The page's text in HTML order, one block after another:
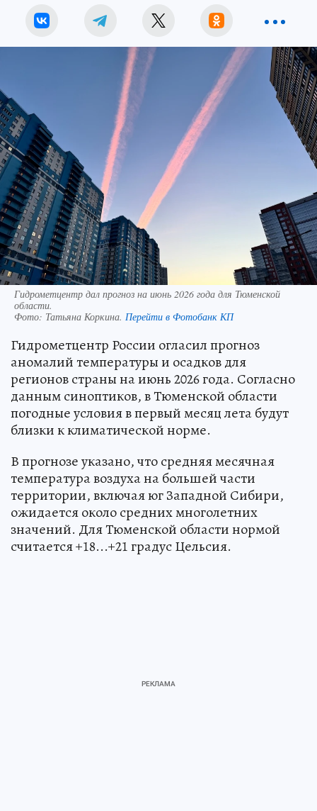
Гидрометцентр дал прогноз на июнь 2026 года для Тюменской
области.
Фото: Татьяна Коркина. Перейти в Фотобанк КП
Гидрометцентр России огласил прогноз
аномалий температуры и осадков для
регионов страны на июнь 2026 года. Согласно
данным синоптиков, в Тюменской области
погодные условия в первый месяц лета будут
близки к климатической норме.
В прогнозе указано, что средняя месячная
температура воздуха на большей части
территории, включая юг Западной Сибири,
ожидается около средних многолетних
значений. Для Тюменской области нормой
считается +18...+21 градус Цельсия.